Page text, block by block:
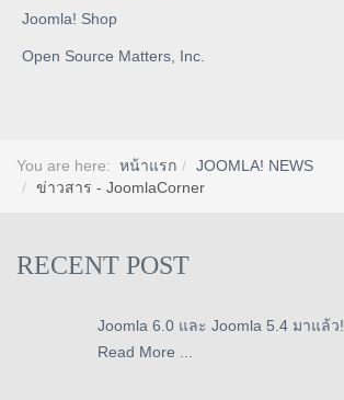
Joomla! Shop
Open Source Matters, Inc.
You are here: หน้าแรก
JOOMLA! NEWS
ข่าวสาร - JoomlaCorner
RECENT POST
Joomla 6.0 และ Joomla 5.4 มาแล้ว!
Read More ...